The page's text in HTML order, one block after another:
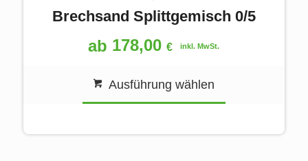
Brechsand Splittgemisch 0/5
ab 178,00€ inkl. MwSt.
Ausführung wählen